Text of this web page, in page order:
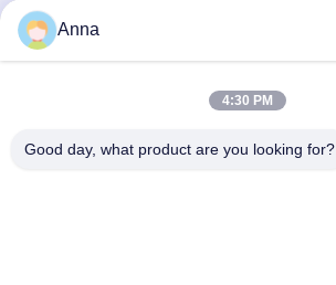
Anna
4:30 PM
Good day, what product are you looking for?